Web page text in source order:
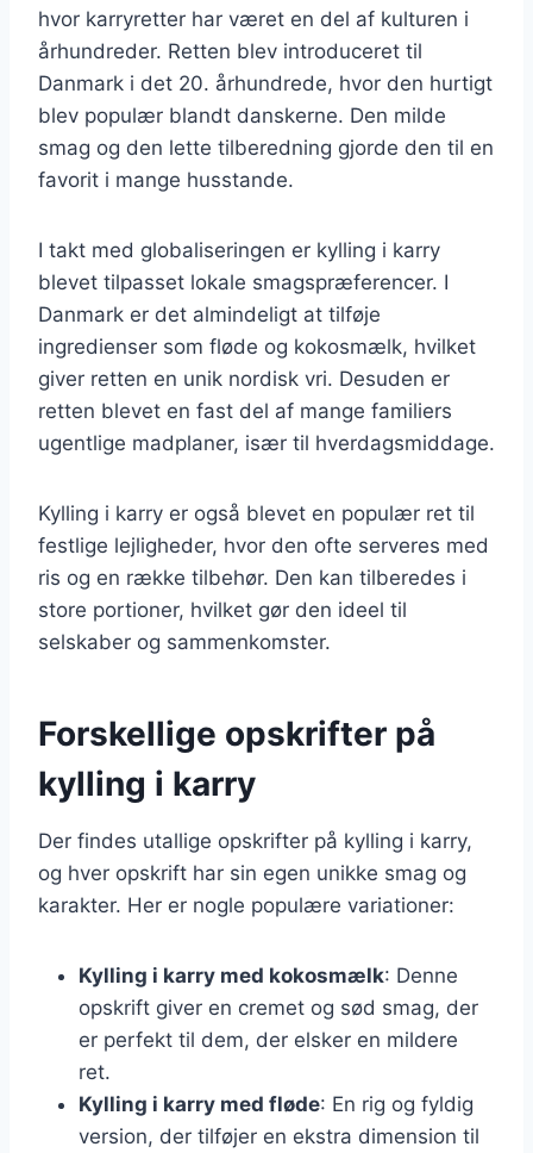
hvor karryretter har været en del af kulturen i
århundreder. Retten blev introduceret til
Danmark i det 20. århundrede, hvor den hurtigt
blev populær blandt danskerne. Den milde
smag og den lette tilberedning gjorde den til en
favorit i mange husstande.
I takt med globaliseringen er kylling i karry
blevet tilpasset lokale smagspræferencer. I
Danmark er det almindeligt at tilføje
ingredienser som fløde og kokosmælk, hvilket
giver retten en unik nordisk vri. Desuden er
retten blevet en fast del af mange familiers
ugentlige madplaner, især til hverdagsmiddage.
Kylling i karry er også blevet en populær ret til
festlige lejligheder, hvor den ofte serveres med
ris og en række tilbehør. Den kan tilberedes i
store portioner, hvilket gør den ideel til
selskaber og sammenkomster.
Forskellige opskrifter på
kylling i karry
Der findes utallige opskrifter på kylling i karry,
og hver opskrift har sin egen unikke smag og
karakter. Her er nogle populære variationer:
Kylling i karry med kokosmælk: Denne
opskrift giver en cremet og sød smag, der
er perfekt til dem, der elsker en mildere
ret.
Kylling i karry med fløde: En rig og fyldig
version, der tilføjer en ekstra dimension til